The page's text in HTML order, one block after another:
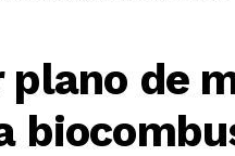
plano de